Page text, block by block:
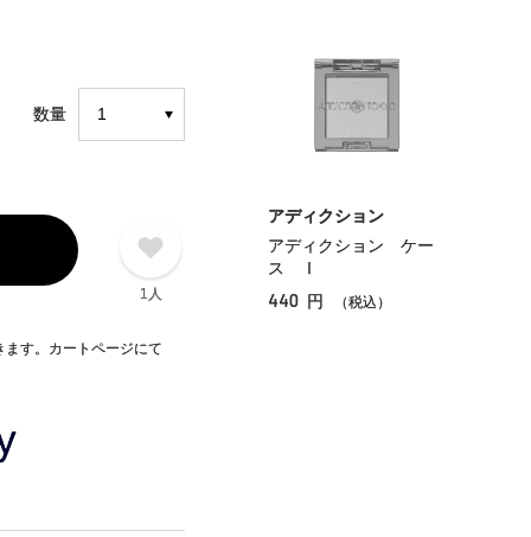
数量
1人
す。カートページにて
アディクション
アディクション ケー
ス Ⅰ
440 円 （税込）